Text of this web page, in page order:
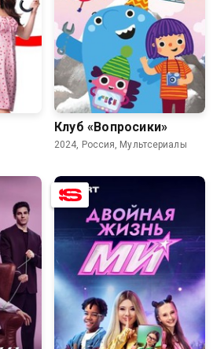
8.8
Клуб «Вопросики»
2024, Россия, Мультсериалы